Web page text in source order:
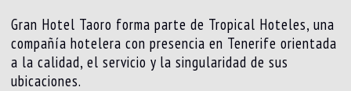
Gran Hotel Taoro forma parte de Tropical Hoteles, una
compañía hotelera con presencia en Tenerife orientada
a la calidad, el servicio y la singularidad de sus
ubicaciones.